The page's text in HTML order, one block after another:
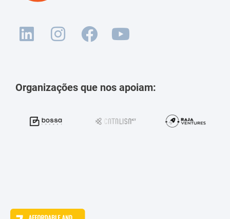
Organizações que nos apoiam: